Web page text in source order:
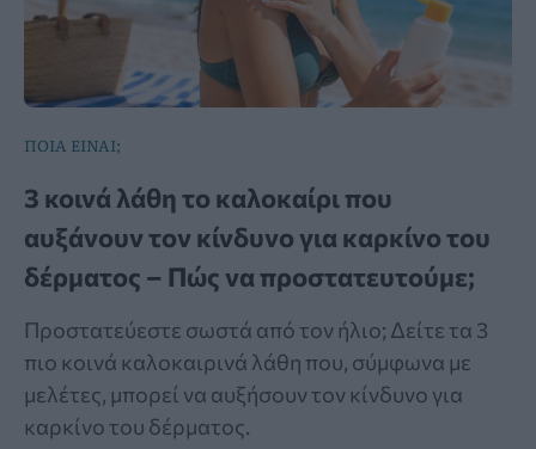
ΠΟΙΑ ΕΙΝΑΙ;
3 κοινά λάθη το καλοκαίρι που
αυξάνουν τον κίνδυνο για καρκίνο του
δέρματος – Πώς να προστατευτούμε;
Προστατεύεστε σωστά από τον ήλιο; Δείτε τα 3
πιο κοινά καλοκαιρινά λάθη που, σύμφωνα με
μελέτες, μπορεί να αυξήσουν τον κίνδυνο για
καρκίνο του δέρματος.